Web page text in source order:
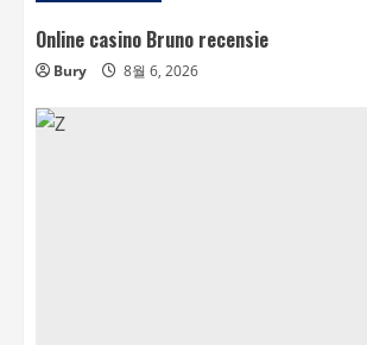
Online casino Bruno recensie
Bury 8월 6, 2026